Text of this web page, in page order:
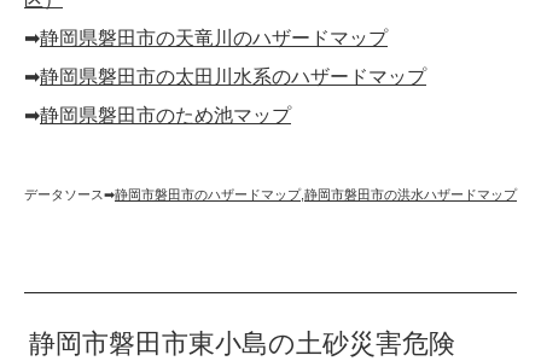
➡︎静岡県磐田市の天竜川のハザードマップ
➡︎静岡県磐田市の太田川水系のハザードマップ
➡︎静岡県磐田市のため池マップ
データソース➡︎静岡市磐田市のハザードマップ,静岡市磐田市の洪水ハザードマップ
静岡市磐田市東小島の土砂災害危険